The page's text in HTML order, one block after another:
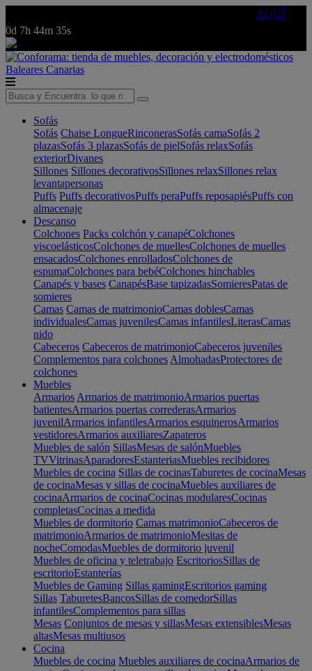
AQUÍ
0d 7h 44m 35s
Baleares Canarias
Sofás
Sofás Chaise LongueRinconerasSofás camaSofás 2
plazasSofás 3 plazasSofás de pielSofás relaxSofás
exteriorDivanes
Sillones Sillones decorativosSillones relaxSillones relax
levantapersonas
Puffs Puffs decorativosPuffs peraPuffs reposapiésPuffs con
almacenaje
Descanso
Colchones Packs colchón y canapéColchones
viscoelásticosColchones de muellesColchones de muelles
ensacadosColchones enrolladosColchones de
espumaColchones para bebéColchones hinchables
Canapés y bases CanapésBase tapizadasSomieresPatas de
somieres
Camas Camas de matrimonioCamas doblesCamas
individualesCamas juvenilesCamas infantilesLiterasCamas
nido
Cabeceros Cabeceros de matrimonioCabeceros juveniles
Complementos para colchones AlmohadasProtectores de
colchones
Muebles
Armarios Armarios de matrimonioArmarios puertas
batientesArmarios puertas correderasArmarios
juvenilArmarios infantilesArmarios esquinerosArmarios
vestidoresArmarios auxiliaresZapateros
Muebles de salón SillasMesas de salónMuebles
TVVitrinasAparadoresEstanteriasMuebles recibidores
Muebles de cocina Sillas de cocinasTaburetes de cocinaMesas
de cocinaMesas y sillas de cocinaMuebles auxiliares de
cocinaArmarios de cocinaCocinas modularesCocinas
completasCocinas a medida
Muebles de dormitorio Camas matrimonioCabeceros de
matrimonioArmarios de matrimonioMesitas de
nocheComodasMuebles de dormitorio juvenil
Muebles de oficina y teletrabajo EscritoriosSillas de
escritorioEstanterías
Muebles de Gaming Sillas gamingEscritorios gaming
Sillas TaburetesBancosSillas de comedorSillas
infantilesComplementos para sillas
Mesas Conjuntos de mesas y sillasMesas extensiblesMesas
altasMesas multiusos
Cocina
Muebles de cocina Muebles auxiliares de cocinaArmarios de